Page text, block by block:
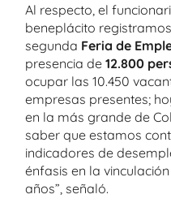
Al respecto, el
beneplácito
segunda Feria de
presencia de 12.800
ocupar las 10.450
empresas presentes;
en la más grande de
saber que estamos
indicadores de
énfasis en la
años”, señaló.